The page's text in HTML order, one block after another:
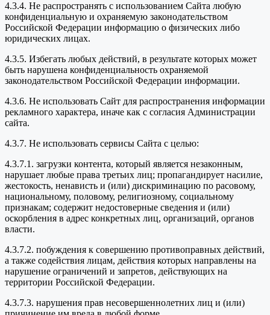
4.3.4. Не распространять с использованием Сайта любую
конфиденциальную и охраняемую законодательством
Российской Федерации информацию о физических либо
юридических лицах.
4.3.5. Избегать любых действий, в результате которых может
быть нарушена конфиденциальность охраняемой
законодательством Российской Федерации информации.
4.3.6. Не использовать Сайт для распространения информации
рекламного характера, иначе как с согласия Администрации
сайта.
4.3.7. Не использовать сервисы Сайта с целью:
4.3.7.1. загрузки контента, который является незаконным,
нарушает любые права третьих лиц; пропагандирует насилие,
жестокость, ненависть и (или) дискриминацию по расовому,
национальному, половому, религиозному, социальному
признакам; содержит недостоверные сведения и (или)
оскорбления в адрес конкретных лиц, организаций, органов
власти.
4.3.7.2. побуждения к совершению противоправных действий,
а также содействия лицам, действия которых направлены на
нарушение ограничений и запретов, действующих на
территории Российской Федерации.
4.3.7.3. нарушения прав несовершеннолетних лиц и (или)